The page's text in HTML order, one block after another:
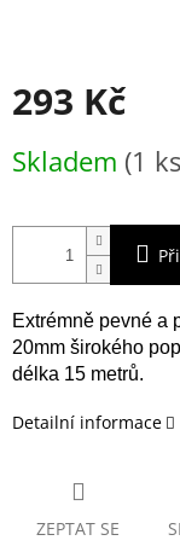
293 Kč
cena:
Skladem (1
Extrémně pevné a
20mm širokého
délka 15 metrů.
Detailní informace
ZEPTAT SE